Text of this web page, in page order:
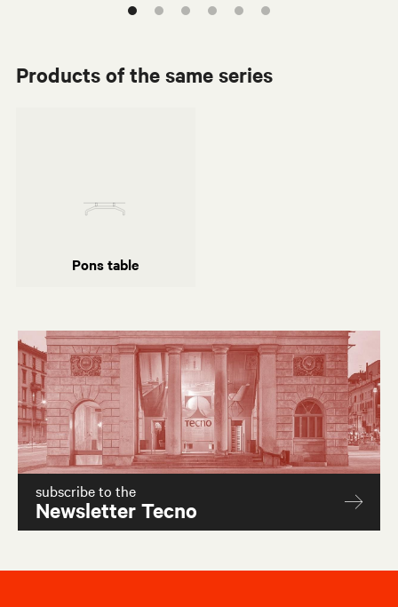
Products of the same series
Pons table
Pons table
subscribe to the
Newsletter Tecno